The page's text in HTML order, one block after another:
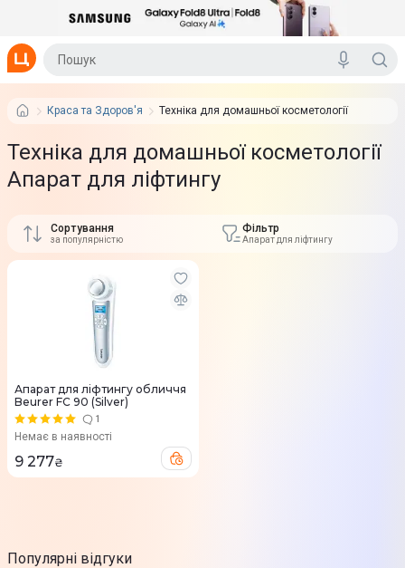
Краса та Здоров'я Техніка для домашньої косметології
Техніка для домашньої косметології
Апарат для ліфтингу
Сортування
за популярністю
Фільтр
Апарат для ліфтингу
Апарат для ліфтингу обличчя
Beurer FC 90 (Silver)
1
Немає в наявності
9 277₴
Популярні відгуки